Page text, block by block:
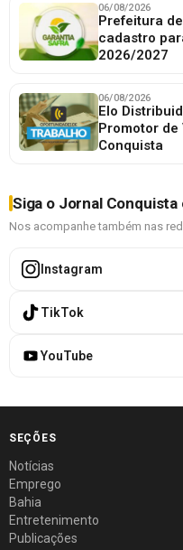
06/08/2026
Prefeitura
cadastro
2026/2027
06/08/2026
Elo
Promotor de
Conquista
Siga o Jornal
Nos acompanhe também nas
Instagram
TikTok
YouTube
SEÇÕES
Notícias
Emprego
Bahia
Entretenimento
Publicações